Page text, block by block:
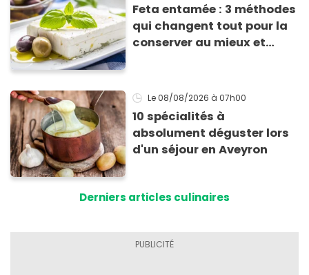
Feta entamée : 3 méthodes
qui changent tout pour la
conserver au mieux et
Le 08/08/2026 à 07h00
10 spécialités à
absolument déguster lors
d'un séjour en Aveyron
Derniers articles culinaires